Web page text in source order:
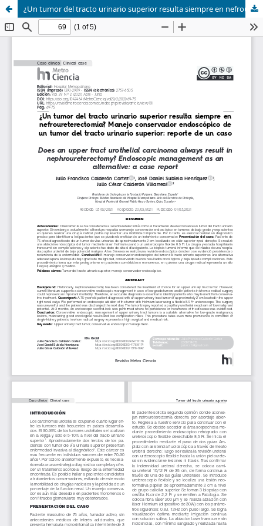
¿Un tumor del tracto urinario superior resulta siempre en nefroureterectomía? Manejo conservador endoscópico de un tumor del tracto urinario superior: reporte de un caso